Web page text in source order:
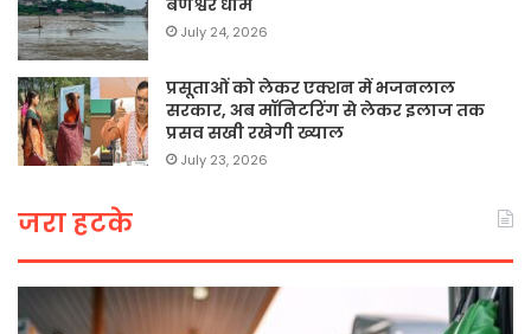
July 24, 2026
प्रसूताओं को लेकर एक्शन में भजनलाल
सरकार, अब मॉनिटरिंग से लेकर इलाज तक
प्रसव सखी रखेगी ख्याल
July 23, 2026
जरा हटके